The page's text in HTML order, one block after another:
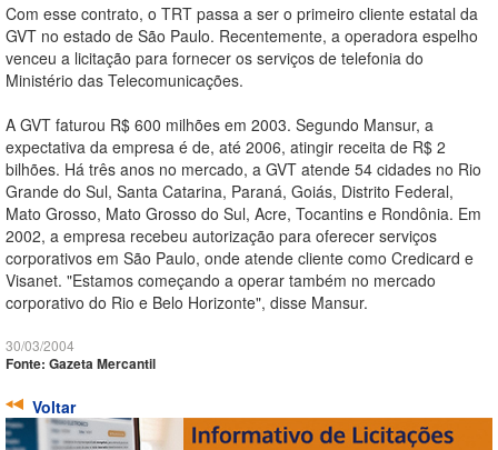
Com esse contrato, o TRT passa a ser o primeiro cliente estatal da
GVT no estado de São Paulo. Recentemente, a operadora espelho
venceu a licitação para fornecer os serviços de telefonia do
Ministério das Telecomunicações.
A GVT faturou R$ 600 milhões em 2003. Segundo Mansur, a
expectativa da empresa é de, até 2006, atingir receita de R$ 2
bilhões. Há três anos no mercado, a GVT atende 54 cidades no Rio
Grande do Sul, Santa Catarina, Paraná, Goiás, Distrito Federal,
Mato Grosso, Mato Grosso do Sul, Acre, Tocantins e Rondônia. Em
2002, a empresa recebeu autorização para oferecer serviços
corporativos em São Paulo, onde atende cliente como Credicard e
Visanet. "Estamos começando a operar também no mercado
corporativo do Rio e Belo Horizonte", disse Mansur.
30/03/2004
Fonte: Gazeta Mercantil
Voltar